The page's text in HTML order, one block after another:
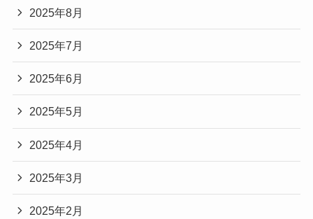
2025年8月
2025年7月
2025年6月
2025年5月
2025年4月
2025年3月
2025年2月